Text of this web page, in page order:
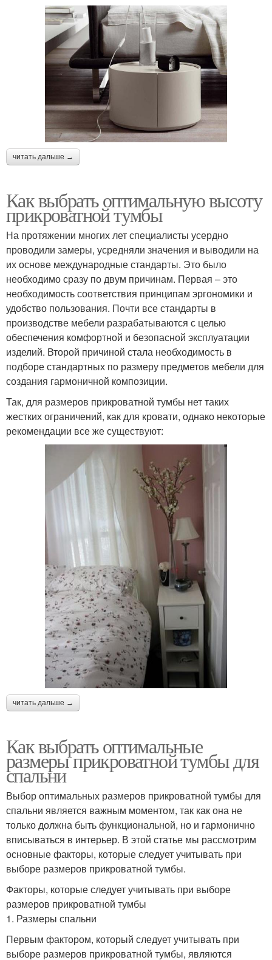
читать дальше →
Как выбрать оптимальную высоту
прикроватной тумбы
На протяжении многих лет специалисты усердно
проводили замеры, усредняли значения и выводили на
их основе международные стандарты. Это было
необходимо сразу по двум причинам. Первая – это
необходимость соответствия принципам эргономики и
удобство пользования. Почти все стандарты в
производстве мебели разрабатываются с целью
обеспечения комфортной и безопасной эксплуатации
изделий. Второй причиной стала необходимость в
подборе стандартных по размеру предметов мебели для
создания гармоничной композиции.
Так, для размеров прикроватной тумбы нет таких
жестких ограничений, как для кровати, однако некоторые
рекомендации все же существуют:
читать дальше →
Как выбрать оптимальные
размеры прикроватной тумбы для
спальни
Выбор оптимальных размеров прикроватной тумбы для
спальни является важным моментом, так как она не
только должна быть функциональной, но и гармонично
вписываться в интерьер. В этой статье мы рассмотрим
основные факторы, которые следует учитывать при
выборе размеров прикроватной тумбы.
Факторы, которые следует учитывать при выборе
размеров прикроватной тумбы
1. Размеры спальни
Первым фактором, который следует учитывать при
выборе размеров прикроватной тумбы, являются